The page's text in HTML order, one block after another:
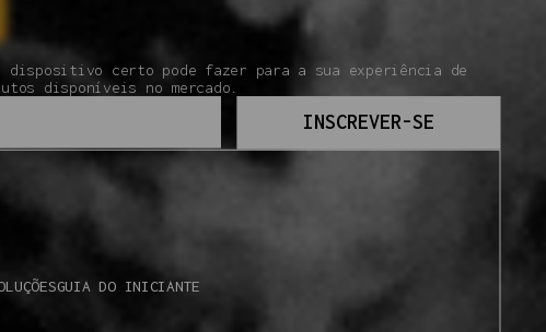
dispositivo certo pode fazer para a sua experiência de
disponíveis no mercado.
INSCREVER-SE
GUIA DO INICIANTE